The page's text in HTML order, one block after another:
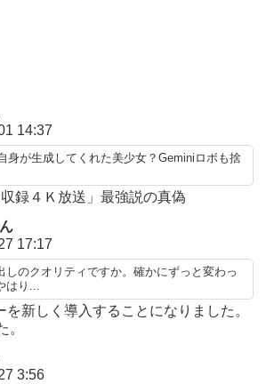
14:37
身が生成してくれた美少女？Geminiロボも捨
録４Ｋ放送」最強説の真偽
17:17
しのクオリティですか。確かにずっと変わっ
り...
を新しく導入することになりました。
。
3:56